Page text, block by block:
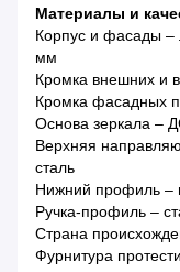
Материалы и
Корпус и фасады
мм
Кромка внешних и
Кромка фасадных
Основа зеркала –
Верхняя
сталь
Нижний профиль –
Ручка-профиль –
Страна
Фурнитура